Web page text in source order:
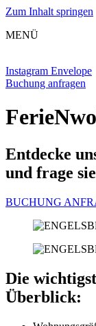
Zum Inhalt springen
MENÜ
Instagram Envelope
Buchung anfragen
Entdecke
und frage
BUCHUNG
Die
Überblick: